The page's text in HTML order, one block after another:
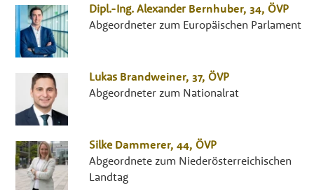
Dipl.-Ing. Alexander Bernhuber, 34, ÖVP
Abgeordneter zum Europäischen Parlament
Lukas Brandweiner, 37, ÖVP
Abgeordneter zum Nationalrat
Silke Dammerer, 44, ÖVP
Abgeordnete zum Niederösterreichischen
Landtag